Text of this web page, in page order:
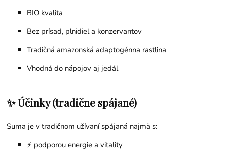
BIO kvalita
Bez prísad, plnidiel a konzervantov
Tradičná amazonská adaptogénna rastlina
Vhodná do nápojov aj jedál
✨ Účinky (tradične spájané)
Suma je v tradičnom užívaní spájaná najmä s:
⚡ podporou energie a vitality